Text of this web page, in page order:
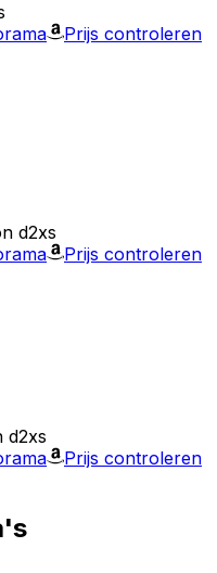
Prijs controleren
d2xs
Prijs controleren
d2xs
Prijs controleren